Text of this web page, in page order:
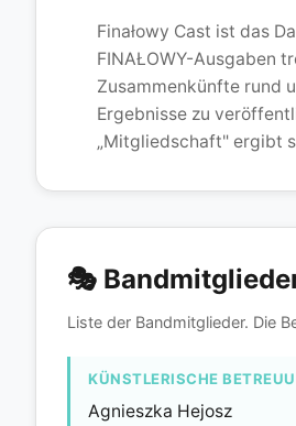
Finałowy Cast ist das
FINAŁOWY-Ausgaben
Zusammenkünfte rund
Ergebnisse zu
„Mitgliedschaft" ergibt
🎭
Liste der Bandmitglieder. Die
KÜNSTLERISCHE
Agnieszka Hejosz